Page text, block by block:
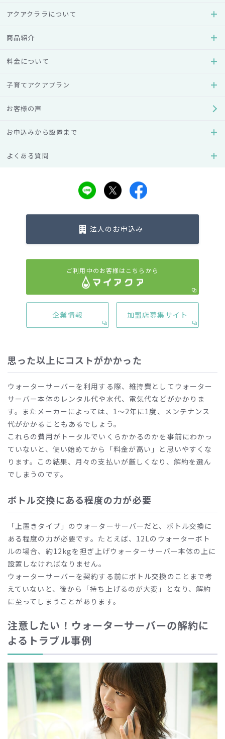
ウォーターサーバーは慎重に契約することが大切です。
そこで今回は、ウォーターサーバーのよくある解約理由や解
す。また、トラブルを回避するために押さえておくべきこと
には何がある？
げられます。
注文ノルマをクリアできない
注文ノルマをクリアできなかった場合、違約金が発生するケ
ースがほとんどです。
そのため、人によっては「違約金を支払いたくない」という
思いから、水がたくさん余っているのにもかかわらず注文し
てしまうこともあります。この場合、ウォーターサーバーの
利用を負担に感じやすくなります。
いない場合、それが理由となり解約に至りやすいといえま
思った以上にコストがかかった
ウォーターサーバーを利用する際、維持費としてウォーター
サーバー本体のレンタル代や水代、電気代などがかかりま
す。またメーカーによっては、1〜2年に1度、メンテナンス
代がかかることもあるでしょう。
これらの費用がトータルでいくらかかるのかを事前にわかっ
ていないと、使い始めてから「料金が高い」と思いやすくな
ります。この結果、月々の支払いが厳しくなり、解約を選ん
でしまうのです。
ボトル交換にある程度の力が必要
「上置きタイプ」のウォーターサーバーだと、ボトル交換に
ある程度の力が必要です。たとえば、12Lのウォーターボト
ルの場合、約12kgを担ぎ上げウォーターサーバー本体の上に
設置しなければなりません。
ウォーターサーバーを契約する前にボトル交換のことまで考
えていないと、後から「持ち上げるのが大変」となり、解約
に至ってしまうことがあります。
注意したい！ウォーターサーバーの解約に
よるトラブル事例
アクアクララについて
商品紹介
料金について
子育てアクアプラン
お客様の声
お申込みから設置まで
よくある質問
法人のお申込み
ご利用中のお客様はこちらから
企業情報 加盟店募集サイト